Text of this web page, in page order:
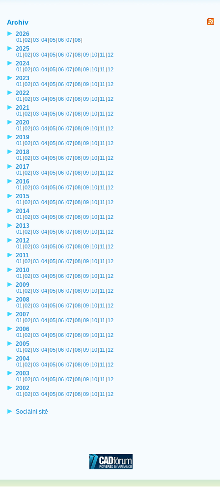
Archiv
2026
01 |02|03|04|05|06|07|08|
2025
01 |02|03|04|05|06|07|08|09| 10| 11 | 12
2024
01 |02|03|04|05|06|07|08|09| 10| 11 | 12
2023
01 |02|03|04|05|06|07|08|09| 10| 11 | 12
2022
01 |02|03|04|05|06|07|08|09| 10| 11 | 12
2021
01 |02|03|04|05|06|07|08|09| 10| 11 | 12
2020
01 |02|03|04|05|06|07|08|09| 10| 11 | 12
2019
01 |02|03|04|05|06|07|08|09| 10| 11 | 12
2018
01 |02|03|04|05|06|07|08|09| 10| 11 | 12
2017
01 |02|03|04|05|06|07|08|09| 10| 11 | 12
2016
01 |02|03|04|05|06|07|08|09| 10| 11 | 12
2015
01 |02|03|04|05|06|07|08|09| 10| 11 | 12
2014
01 |02|03|04|05|06|07|08|09| 10| 11 | 12
2013
01 |02|03|04|05|06|07|08|09| 10| 11 | 12
2012
01 |02|03|04|05|06|07|08|09| 10| 11 | 12
2011
01 |02|03|04|05|06|07|08|09| 10| 11 | 12
2010
01 |02|03|04|05|06|07|08|09| 10| 11 | 12
2009
01 |02|03|04|05|06|07|08|09| 10| 11 | 12
2008
01 |02|03|04|05|06|07|08|09| 10| 11 | 12
2007
01 |02|03|04|05|06|07|08|09| 10| 11 | 12
2006
01 |02|03|04|05|06|07|08|09| 10| 11 | 12
2005
01 |02|03|04|05|06|07|08|09| 10| 11 | 12
2004
01 |02|03|04|05|06|07|08|09| 10| 11 | 12
2003
01 |02|03|04|05|06|07|08|09| 10| 11 | 12
2002
01 |02|03|04|05|06|07|08|09| 10| 11 | 12
Sociální sítě